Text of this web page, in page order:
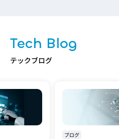
Tech Blog
テックブログ
ブログ